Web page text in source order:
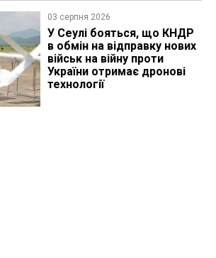
03 серпня 2026
У Сеулі бояться, що КНДР
в обмін на відправку нових
військ на війну проти
України отримає дронові
технології